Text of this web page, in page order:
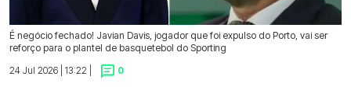
É negócio fechado! Javian Davis, jogador que foi expulso do Porto, vai ser
reforço para o plantel de basquetebol do Sporting
24 Jul 2026 | 13:22 |
0